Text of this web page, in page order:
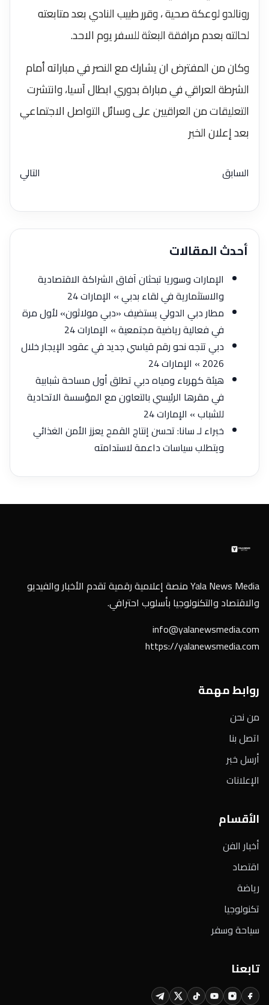
رونالدو لوعكة صحية ، وقرر طبيب النادي بعد متابعته
لحالته بعدم مرافقة البعثة للسفر يوم الاحد.
وكان من المفترض ان يشارك مع النصر في مباراته أمام
الشرطة العراقي في مباراة بدوري ابطال آسيا، وانتشرت
التعليقات من العراقيين على وسائل التواصل الاجتماعي
بعد إعلان الخبر
السابق التالي
أحدث المقالات
الإمارات وسوريا تبحثان آفاق الشراكة الاقتصادية
والاستثمارية في لقاء بدبي » الإمارات 24
مطار دبي الدولي يستضيف «دبي مولاثون» لأول مرة
في فعالية رياضية مجتمعية » الإمارات 24
دبي تتجه نحو رقم قياسي جديد في عقود الإيجار خلال
2026 » الإمارات 24
هيئة كهرباء ومياه دبي تطلق أول مساحة شبابية
في مقرها الرئيسي بالتعاون مع المؤسسة الاتحادية
للشباب » الإمارات 24
خبراء لـ سانا: تحسن إنتاج القمح يعزز الأمن الغذائي
ويتطلب سياسات داعمة لاستدامته
Yala News Media منصة إعلامية رقمية تقدم الأخبار والفيديو
والاقتصاد والتكنولوجيا بأسلوب احترافي.
info@yalanewsmedia.com
https://yalanewsmedia.com
روابط مهمة
من نحن
اتصل بنا
أرسل خبر
الإعلانات
الأقسام
أخبار الفن
اقتصاد
رياضة
تكنولوجيا
سياحة وسفر
تابعنا